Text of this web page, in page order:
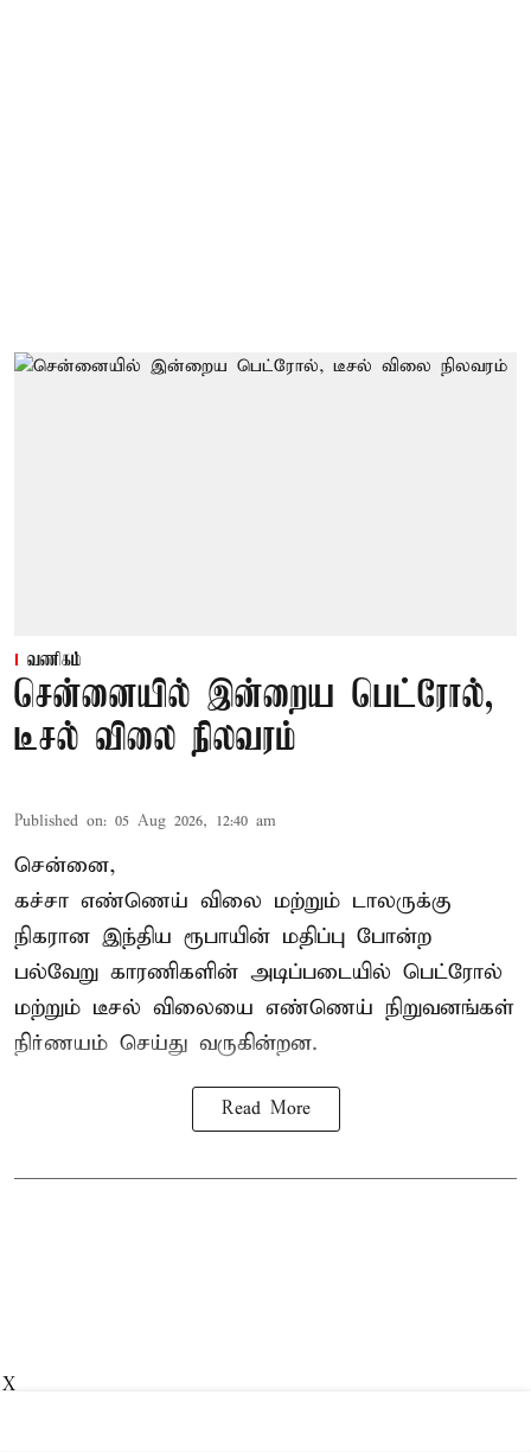
வணிகம்
சென்னையில் இன்றைய பெட்ரோல்,
டீசல் விலை நிலவரம்
Published on: 05 Aug 2026, 12:40 am
சென்னை,
கச்சா எண்ணெய் விலை மற்றும் டாலருக்கு
நிகரான இந்திய ரூபாயின் மதிப்பு போன்ற
பல்வேறு காரணிகளின் அடிப்படையில் பெட்ரோல்
மற்றும் டீசல் விலையை எண்ணெய் நிறுவனங்கள்
நிர்ணயம் செய்து வருகின்றன.
Read More
X